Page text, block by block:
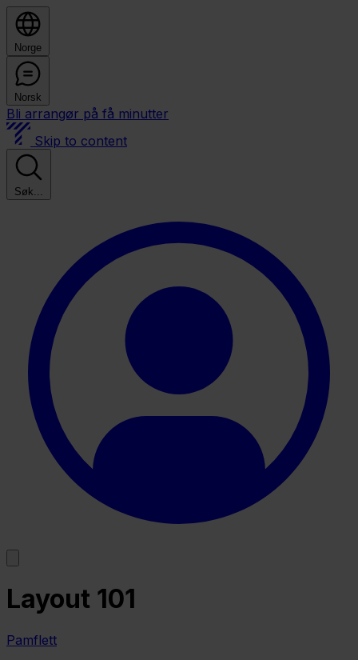
Norge
Norsk
Bli arrangør på få minutter
Skip to content
Søk...
Layout 101
Pamflett